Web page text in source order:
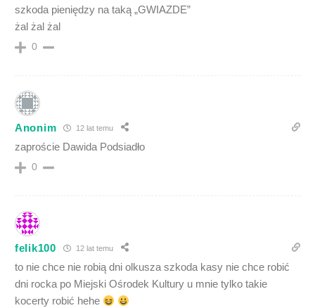
szkoda pieniędzy na taką „GWIAZDE”
żal żal żal
0
Anonim 12 lat temu
zaproście Dawida Podsiadło
0
felik100 12 lat temu
to nie chce nie robią dni olkusza szkoda kasy nie chce robić
dni rocka po Miejski Ośrodek Kultury u mnie tylko takie
kocerty robić hehe